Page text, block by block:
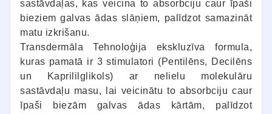
sastāvdaļas, kas veicina to absorbciju caur īpaši
bieziem galvas ādas slāņiem, palīdzot samazināt
matu izkrišanu.
Transdermāla Tehnoloģija ekskluzīva formula,
kuras pamatā ir 3 stimulatori (Pentilēns, Decilēns
un Kaprililglikols) ar nelielu molekulāru
sastāvdaļu masu, lai veicinātu to absorbciju caur
īpaši biezām galvas ādas kārtām, palīdzot